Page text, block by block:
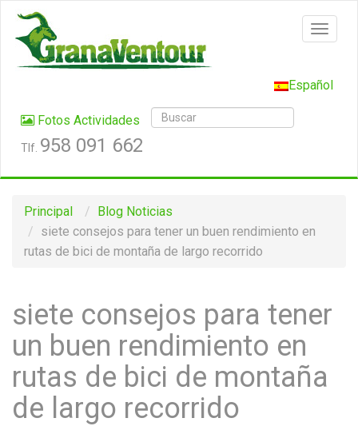
Español
Fotos Actividades
Tlf. 958 091 662
Principal Blog Noticias
siete consejos para tener un buen rendimiento en
rutas de bici de montaña de largo recorrido
siete consejos para tener
un buen rendimiento en
rutas de bici de montaña
de largo recorrido